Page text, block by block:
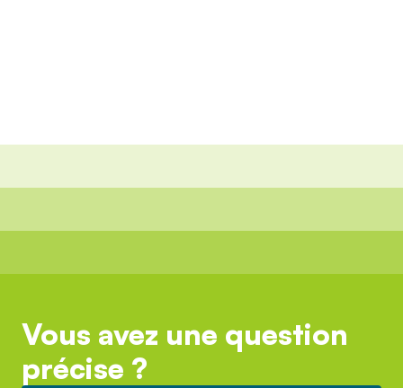
Vous avez une question
précise ?